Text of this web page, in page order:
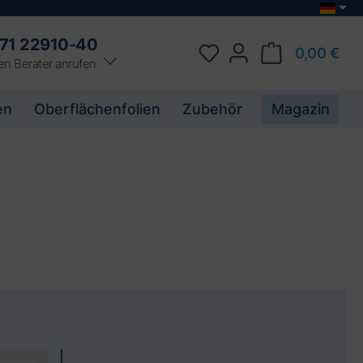
22910-40
Berater anrufen
0,00 €
Oberflächenfolien Zubehör Magazin